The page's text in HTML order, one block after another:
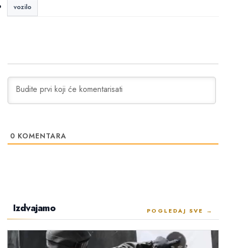
vozilo
0 KOMENTARA
Izdvajamo POGLEDAJ SVE →